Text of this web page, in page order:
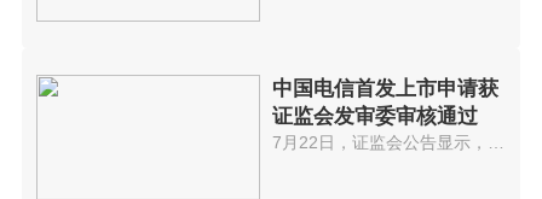
中国电信首发上市申请获
证监会发审委审核通过